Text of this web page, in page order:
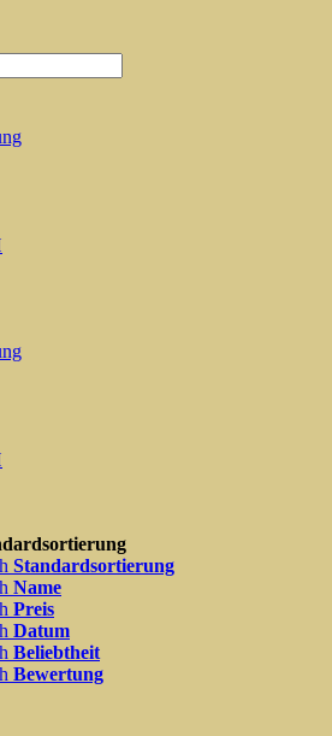
Standardsortierung
Name
Preis
Datum
Beliebtheit
Bewertung